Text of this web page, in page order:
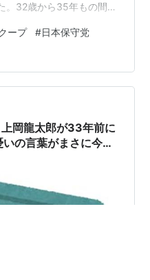
。32歳から35年もの間ず
ップの立場で、番組終
最初に一人だけ一行で
ナイトスクープ』(TVerよ
守党の立ち上げとのこと
のトップが政治にかかわ
ープ #日本保守党
岡龍太郎が33年前に
の言葉がまさに今刺